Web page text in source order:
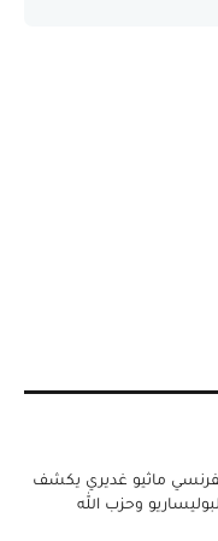
ماثيو غديري يكشف
وحزب الله